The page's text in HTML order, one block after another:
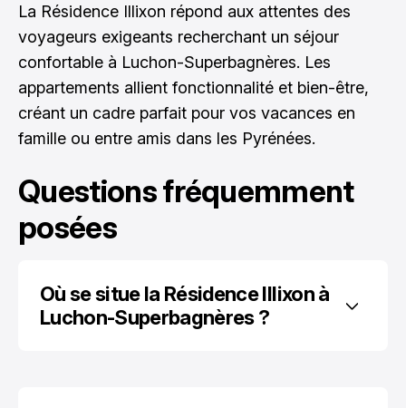
La Résidence Illixon répond aux attentes des
voyageurs exigeants recherchant un séjour
confortable à Luchon-Superbagnères. Les
appartements allient fonctionnalité et bien-être,
créant un cadre parfait pour vos vacances en
famille ou entre amis dans les Pyrénées.
Questions fréquemment
posées
Où se situe la Résidence Illixon à
Luchon-Superbagnères ?